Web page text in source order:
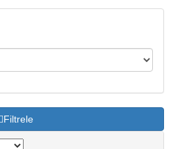
Filtrele